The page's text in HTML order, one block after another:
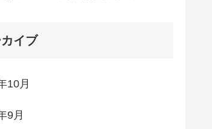
イブ
10月
9月